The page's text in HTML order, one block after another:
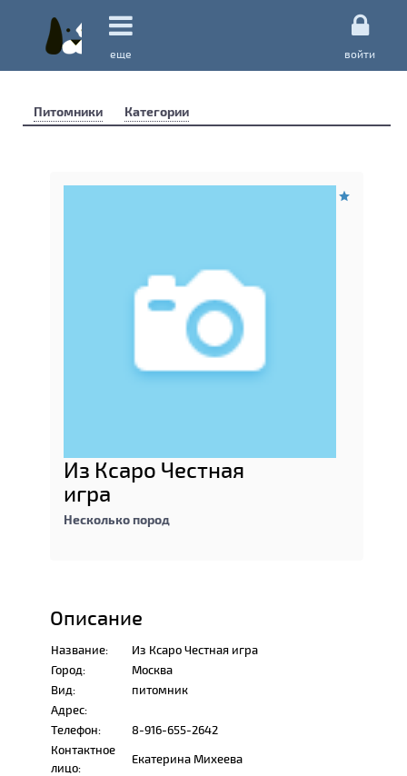
еще войти
Питомники Категории
Из Ксаро Честная
игра
Несколько пород
Описание
Название:
Из Ксаро Честная игра
Город:
Москва
Вид:
питомник
Адрес:
Телефон:
8-916-655-2642
Контактное
лицо:
Екатерина Михеева